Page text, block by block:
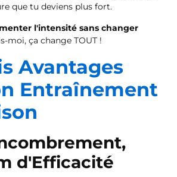
que tu deviens plus fort.
l'intensité sans changer
moi, ça change TOUT !
Avantages
Entraînement
d'Efficacité